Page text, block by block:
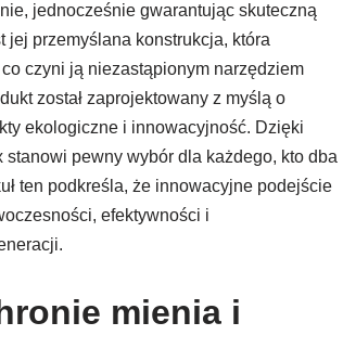
jednocześnie gwarantując skuteczną
przemyślana konstrukcja, która
czyni ją niezastąpionym narzędziem
został zaprojektowany z myślą o
ekologiczne i innowacyjność. Dzięki
pewny wybór dla każdego, kto dba
ten podkreśla, że innowacyjne podejście
efektywności i
mienia i